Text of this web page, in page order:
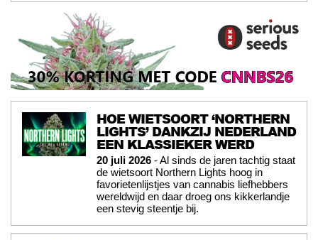
HOE WIETSOORT ‘NORTHERN
LIGHTS’ DANKZIJ NEDERLAND
EEN KLASSIEKER WERD
20 juli 2026 - Al sinds de jaren tachtig staat
de wietsoort Northern Lights hoog in
favorietenlijstjes van cannabis liefhebbers
wereldwijd en daar droeg ons kikkerlandje
een stevig steentje bij.